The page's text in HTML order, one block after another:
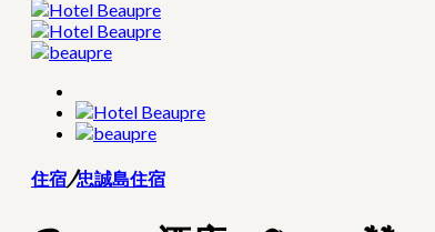
住宿/忠誠島住宿